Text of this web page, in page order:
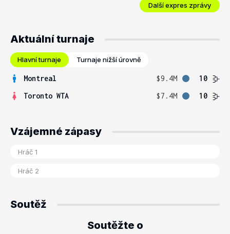
Další expres zprávy
Aktuální turnaje
Hlavní turnaje Turnaje nižší úrovně
Montreal $9.4M
10
Toronto WTA
$7.4M 10
Vzájemné zápasy
Soutěž
Soutěžte o